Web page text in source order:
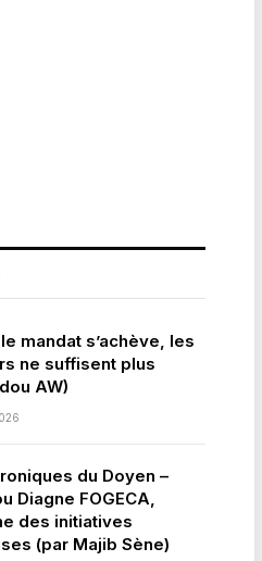
mandat s’achève, les
ne suffisent plus
AW)
du Doyen –
Diagne FOGECA,
des initiatives
(par Majib Sène)